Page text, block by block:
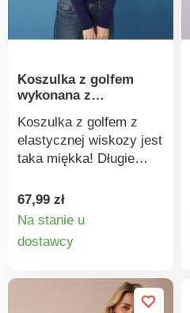
Koszulka z golfem
wykonana z
Koszulka z golfem z
elastycznej wiskozy jest
taka miękka! Długie
Wykonana z elastycznej
i przewiewnej dzianiny.
67,99 zł
Na stanie u
dostawcy